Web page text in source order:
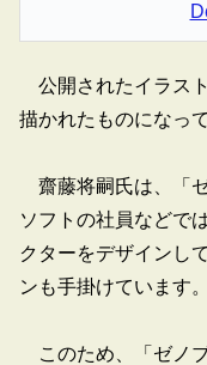
公開されたイラス
描かれたものになっ
齋藤将嗣氏は、「
ソフトの社員などで
クターをデザインし
ンも手掛けています。
このため、「ゼノ